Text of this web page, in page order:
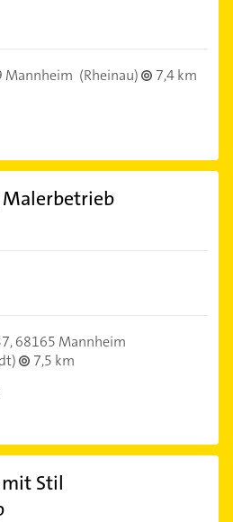
Mannheim (Rheinau)
7,4 km
Malerbetrieb
68165 Mannheim
7,5 km
mit Stil